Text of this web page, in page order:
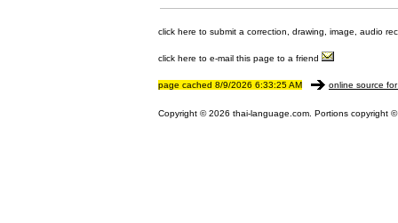
click here to submit a correction, drawing, image, audio
click here to e-mail this page to a friend
page cached 8/9/2026 6:33:25 AM online source
Copyright © 2026 thai-language.com. Portions copyright